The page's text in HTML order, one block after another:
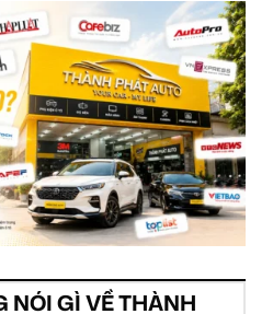
NÓI GÌ VỀ THÀNH